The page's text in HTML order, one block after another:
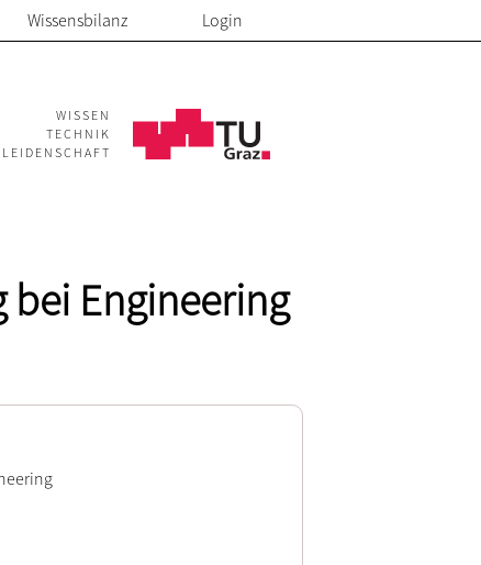
Wissensbilanz Login
WISSEN
TECHNIK
LEIDENSCHAFT
bei Engineering